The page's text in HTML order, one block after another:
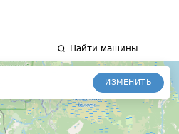
Найти машины
ИЗМЕНИТЬ